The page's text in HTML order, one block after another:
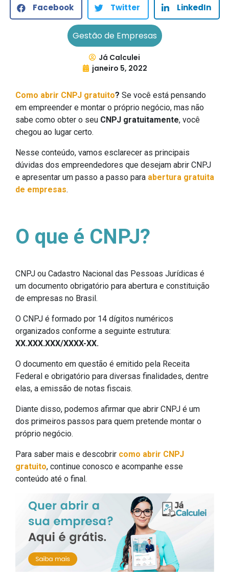
Facebook Twitter LinkedIn
Gestão de Empresas
Já Calculei
janeiro 5, 2022
Como abrir CNPJ gratuito? Se você está pensando
em empreender e montar o próprio negócio, mas não
sabe como obter o seu CNPJ gratuitamente, você
chegou ao lugar certo.
Nesse conteúdo, vamos esclarecer as principais
dúvidas dos empreendedores que desejam abrir CNPJ
e apresentar um passo a passo para abertura gratuita
de empresas.
O que é CNPJ?
CNPJ ou Cadastro Nacional das Pessoas Jurídicas é
um documento obrigatório para abertura e constituição
de empresas no Brasil.
O CNPJ é formado por 14 dígitos numéricos
organizados conforme a seguinte estrutura:
XX.XXX.XXX/XXXX-XX.
O documento em questão é emitido pela Receita
Federal e obrigatório para diversas finalidades, dentre
elas, a emissão de notas fiscais.
Diante disso, podemos afirmar que abrir CNPJ é um
dos primeiros passos para quem pretende montar o
próprio negócio.
Para saber mais e descobrir como abrir CNPJ
gratuito, continue conosco e acompanhe esse
conteúdo até o final.